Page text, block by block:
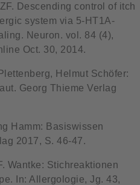
Descending control of itch
system via 5-HT1A-
Neuron. vol. 84 (4),
Oct. 30, 2014.
Helmut Schöfer:
Georg Thieme Verlag
Hamm: Basiswissen
2017, S. 46-47.
Wantke: Stichreaktionen
In: Allergologie, Jg. 43,